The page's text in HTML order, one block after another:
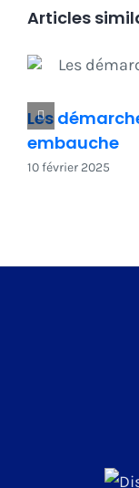
Articles
Les
embauche
10 février 2025